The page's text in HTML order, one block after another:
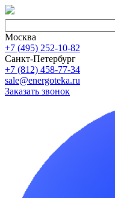
Москва
+7 (495) 252-10-82
Санкт-Петербург
+7 (812) 458-77-34
sale@energoteka.ru
Заказать звонок